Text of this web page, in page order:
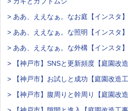
> ああ、ええなぁ。なお庭【インスタ】
> ああ、ええなぁ。な照明【インスタ】
> ああ、ええなぁ。な外構【インスタ】
> 【神戸市】SNSと更新頻度【庭園改
> 【神戸市】お試しと成功【庭園改造
> 【神戸市】腹周りと幹周り【庭園改